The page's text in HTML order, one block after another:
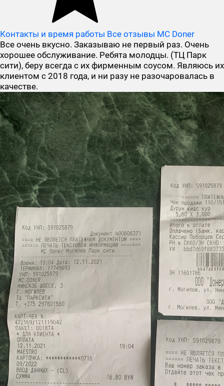
Контакты и время работы Все отзывы MC Doner
Все очень вкусно. Заказываю не первый раз. Очень
хорошее обслуживание. Ребята молодцы. (ТЦ Парк
сити), беру всегда с их фирменным соусом. Являюсь их
клиентом с 2018 года, и ни разу не разочаровалась в
качестве.